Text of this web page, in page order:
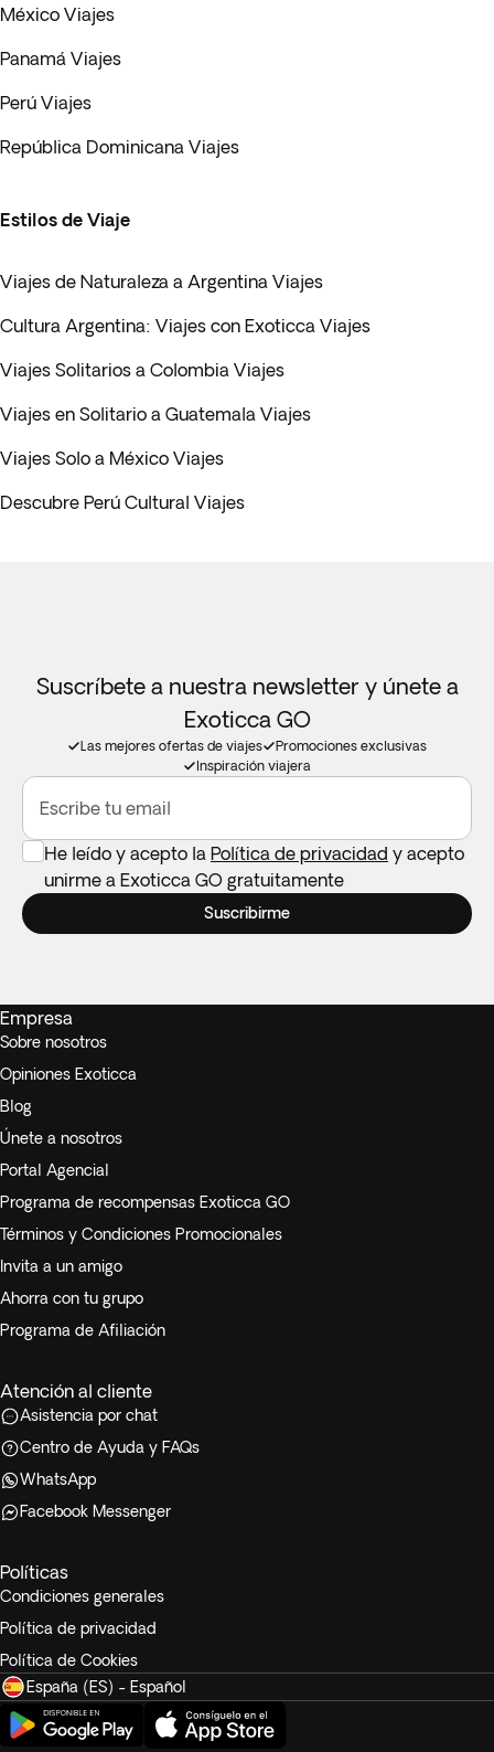
México Viajes
Panamá Viajes
Perú Viajes
República Dominicana Viajes
Estilos de Viaje
Viajes de Naturaleza a Argentina Viajes
Cultura Argentina: Viajes con Exoticca Viajes
Viajes Solitarios a Colombia Viajes
Viajes en Solitario a Guatemala Viajes
Viajes Solo a México Viajes
Descubre Perú Cultural Viajes
Suscríbete a nuestra newsletter y únete a
Exoticca GO
Las mejores ofertas de viajes
Promociones exclusivas
Inspiración viajera
Escribe tu email
He leído y acepto la Política de privacidad y acepto
unirme a Exoticca GO gratuitamente
Suscribirme
Empresa
Sobre nosotros
Opiniones Exoticca
Blog
Únete a nosotros
Portal Agencial
Programa de recompensas Exoticca GO
Términos y Condiciones Promocionales
Invita a un amigo
Ahorra con tu grupo
Programa de Afiliación
Atención al cliente
Asistencia por chat
Centro de Ayuda y FAQs
WhatsApp
Facebook Messenger
Políticas
Condiciones generales
Política de privacidad
Política de Cookies
España (ES) - Español